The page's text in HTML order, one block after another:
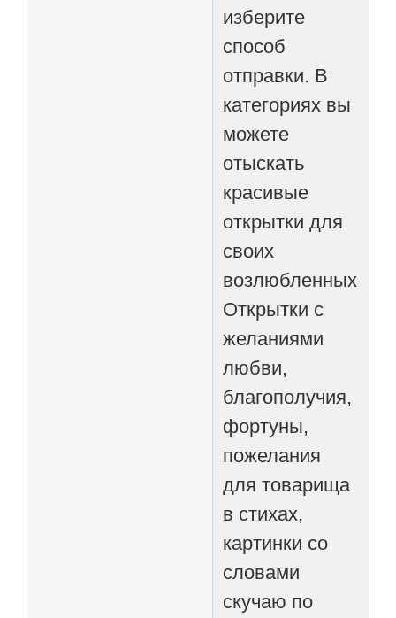
изберите
способ
отправки. В
категориях вы
можете
отыскать
красивые
открытки для
своих
возлюбленных.
Открытки с
желаниями
любви,
благополучия,
фортуны,
пожелания
для товарища
в стихах,
картинки со
словами
скучаю по